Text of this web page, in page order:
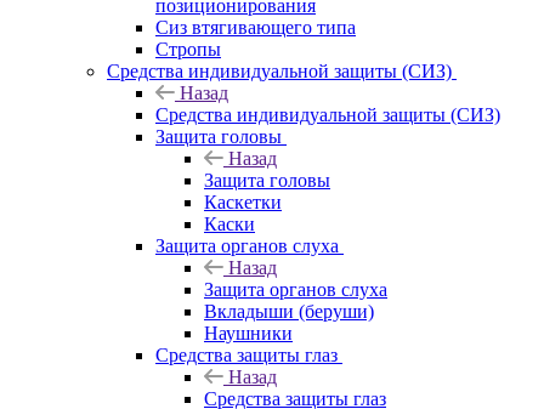
позиционирования
Сиз втягивающего типа
Стропы
Средства индивидуальной защиты (СИЗ)
Назад
Средства индивидуальной защиты (СИЗ)
Защита головы
Назад
Защита головы
Каскетки
Каски
Защита органов слуха
Назад
Защита органов слуха
Вкладыши (беруши)
Наушники
Средства защиты глаз
Назад
Средства защиты глаз